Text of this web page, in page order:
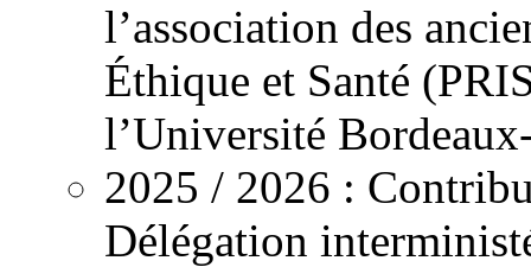
l’association des
Éthique et Santé
l’Université
2025 / 2026 :
Délégation